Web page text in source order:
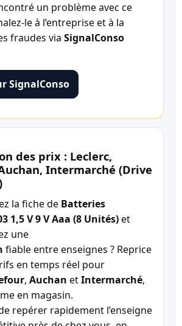
un problème avec ce
le à l’entreprise et à la
fraudes via SignalConso
SignalConso
des prix : Leclerc,
Intermarché (Drive
la fiche de Batteries
1,5 V 9 V Aaa (8 Unités)et
une
fiable entre enseignes ? Reprice
en temps réel pour
, Auchan etIntermarché,
en magasin.
repérer rapidement l’enseigne